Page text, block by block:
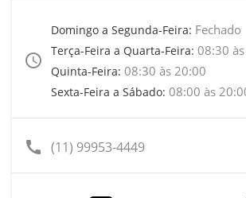
access_time
Domingo a Segunda-Feira: Fechado
Terça-Feira a Quarta-Feira: 08:30
Quinta-Feira: 08:30 às 20:00
Sexta-Feira a Sábado: 08:00 às
call (11) 99953-4449